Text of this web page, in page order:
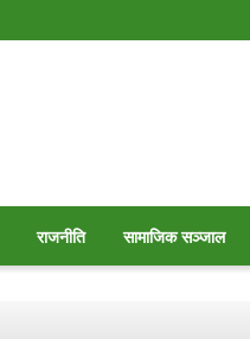
राजनीति सामाजिक सञ्जाल